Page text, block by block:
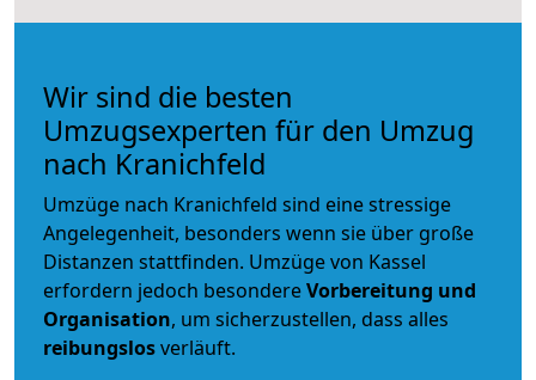
Wir sind die besten
Umzugsexperten für den Umzug
nach Kranichfeld
Umzüge nach Kranichfeld sind eine stressige
Angelegenheit, besonders wenn sie über große
Distanzen stattfinden. Umzüge von Kassel
erfordern jedoch besondereVorbereitung und
Organisation, um sicherzustellen, dass alles
reibungslosverläuft.